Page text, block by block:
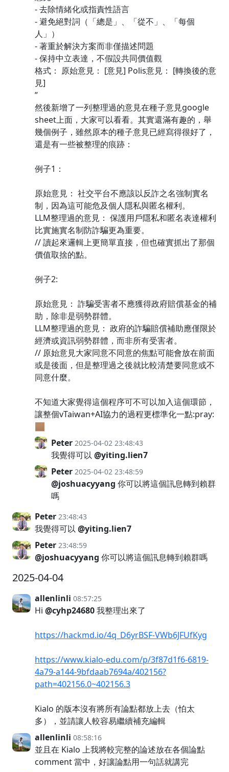
- 去除情緒化或指責性語言
- 避免絕對詞（「總是」、「從不」、「每個
人」）
- 著重於解決方案而非僅描述問題
- 保持中立表達，不假設共同價值觀
格式： 原始意見： [意見] Polis意見： [轉換後的意
見]
”
然後新增了一列整理過的意見在種子意見google
sheet上面，大家可以看看。其實還滿有趣的，舉
幾個例子，雖然原本的種子意見已經寫得很好了，
還是有一些被整理的痕跡：
例子1：
原始意見： 社交平台不應該以反詐之名強制實名
制，因為這可能危及個人隱私與匿名權利。
LLM整理過的意見： 保護用戶隱私和匿名表達權利
比實施實名制防詐騙更為重要。
// 讀起來邏輯上更簡單直接，但也確實抓出了那個
價值取捨的點。
例子2:
原始意見： 詐騙受害者不應獲得政府賠償基金的補
助，除非是弱勢群體。
LLM整理過的意見： 政府的詐騙賠償補助應僅限於
經濟或資訊弱勢群體，而非所有受害者。
// 原始意見大家同意不同意的焦點可能會放在前面
或是後面，但是整理過之後就比較清楚要同意或不
同意什麼。
不知道大家覺得這個程序可不可以加入這個環節，
讓整個vTaiwan+AI協力的過程更標準化一點:pray:
Peter 2025-04-02 23:48:43
我覺得可以@yiting.lien7
Peter 2025-04-02 23:48:59
@joshuacyyang 你可以將這個訊息轉到賴群
嗎
Peter 23:48:43
我覺得可以@yiting.lien7
Peter 23:48:59
@joshuacyyang 你可以將這個訊息轉到賴群嗎
2025-04-04
allenlinli 08:57:25
Hi @cyhp24680我整理出來了
https://hackmd.io/4q_D6yrBSF-VWb6JFUfKyg
https://www.kialo-edu.com/p/3f87d1f6-6819-
4a79-a144-9bfdaab7694a/402156?
path=402156.0~402156.3
Kialo 的版本沒有將所有論點都放上去（怕太
多），並請讓人較容易繼續補充編輯
allenlinli 08:58:16
並且在 Kialo 上我將較完整的論述放在各個論點
comment 當中，好讓論點用一句話就講完